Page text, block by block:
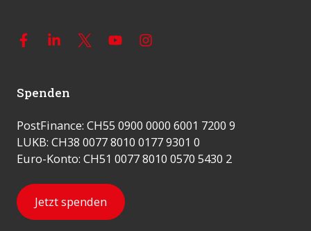
Spenden
PostFinance: CH55 0900 0000 6001 7200 9
LUKB: CH38 0077 8010 0177 9301 0
Euro-Konto: CH51 0077 8010 0570 5430 2
Jetzt spenden